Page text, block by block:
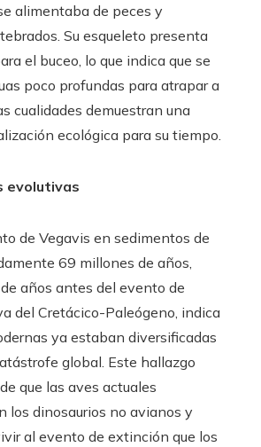
alimentaba de peces y
Su esqueleto presenta
el buceo, lo que indica que se
poco profundas para atrapar a
cualidades demuestran una
ecológica para su tiempo.
evolutivas
de Vegavis en sedimentos de
69 millones de años,
años antes del evento de
del Cretácico-Paleógeno, indica
ya estaban diversificadas
global. Este hallazgo
que las aves actuales
los dinosaurios no avianos y
al evento de extinción que los